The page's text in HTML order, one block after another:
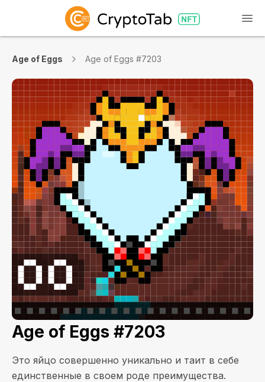
Age of Eggs Age of Eggs #7203
Age of Eggs #7203
Это яйцо совершенно уникально и таит в себе
единственные в своем роде преимущества.